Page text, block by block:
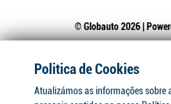
© Globauto 2026 |
Politica de Cookies
Atualizámos as informações sobre